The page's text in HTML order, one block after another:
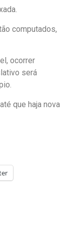
computados,
ocorrer
será
que haja nova